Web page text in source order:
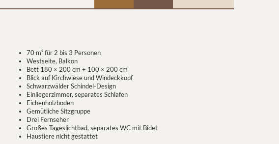
70 m² für 2 bis 3 Personen
Westseite, Balkon
Bett 180 × 200 cm + 100 × 200 cm
Blick auf Kirchwiese und Windeckkopf
Schwarzwälder Schindel-Design
Einliegerzimmer, separates Schlafen
Eichenholzboden
Gemütliche Sitzgruppe
Drei Fernseher
Großes Tageslichtbad, separates WC mit Bidet
Haustiere nicht gestattet